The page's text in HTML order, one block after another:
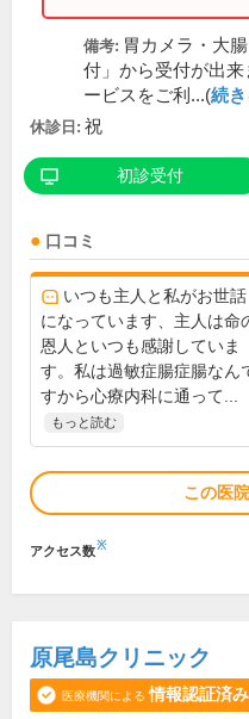
備考: 胃カメラ・大
付」から受付が出
ービスをご利...(続
休診日: 祝
初診受付
口コミ
いつも主人と私がお世話
になっています、主人は命
恩人といつも感謝していま
す。私は過敏症腸症腸なん
すから心療内科に通って...
もっと読む
この医
アクセス数※
原尾島クリニック
医療機関による 情報認証済み